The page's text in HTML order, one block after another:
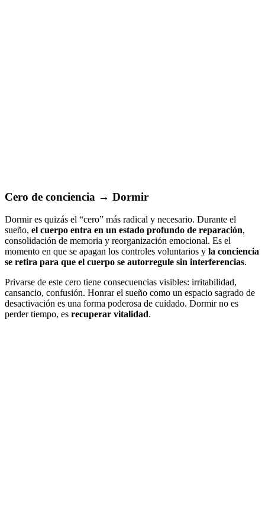
Cero de conciencia → Dormir
Dormir es quizás el “cero” más radical y necesario. Durante el
sueño, el cuerpo entra en un estado profundo de reparación,
consolidación de memoria y reorganización emocional. Es el
momento en que se apagan los controles voluntarios y la conciencia
se retira para que el cuerpo se autorregule sin interferencias.
Privarse de este cero tiene consecuencias visibles: irritabilidad,
cansancio, confusión. Honrar el sueño como un espacio sagrado de
desactivación es una forma poderosa de cuidado. Dormir no es
perder tiempo, es recuperar vitalidad.